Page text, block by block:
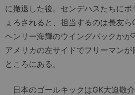
に撤退した後。センデハスたちに
ょろされると、担当するのは長友
ヘンリー海輝のウイングバックかが
アメリカの左サイドでフリーマン
ところにある。
日本のゴールキックはGK大迫敬